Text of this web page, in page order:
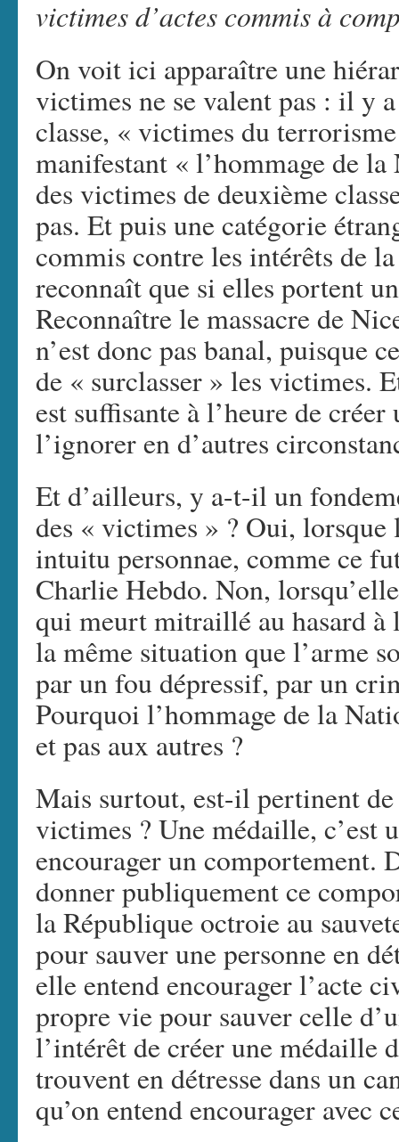
victimes d’actes commis à
On voit ici apparaître une
victimes ne se valent pas : il y
classe, « victimes du
manifestant « l’hommage de
des victimes de deuxième
pas. Et puis une catégorie
commis contre les intérêts de
reconnaît que si elles portent
Reconnaître le massacre de
n’est donc pas banal, puisque
de « surclasser » les victimes.
est suffisante à l’heure de
l’ignorer en d’autres
Et d’ailleurs, y a-t-il un
des « victimes » ? Oui,
intuitu personnae, comme ce
Charlie Hebdo. Non,
qui meurt mitraillé au hasard à
la même situation que l’arme
par un fou dépressif, par un
Pourquoi l’hommage de la
et pas aux autres ?
Mais surtout, est-il pertinent
victimes ? Une médaille, c’est
encourager un comportement.
donner publiquement ce
la République octroie au
pour sauver une personne en
elle entend encourager l’acte
propre vie pour sauver celle
l’intérêt de créer une médaille
trouvent en détresse dans un
qu’on entend encourager avec